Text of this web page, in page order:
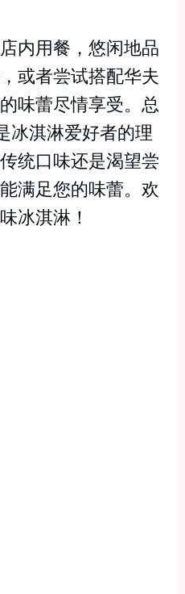
内用餐，悠闲地品
或者尝试搭配华夫
味蕾尽情享受。总
冰淇淋爱好者的理
统口味还是渴望尝
满足您的味蕾。欢
冰淇淋！